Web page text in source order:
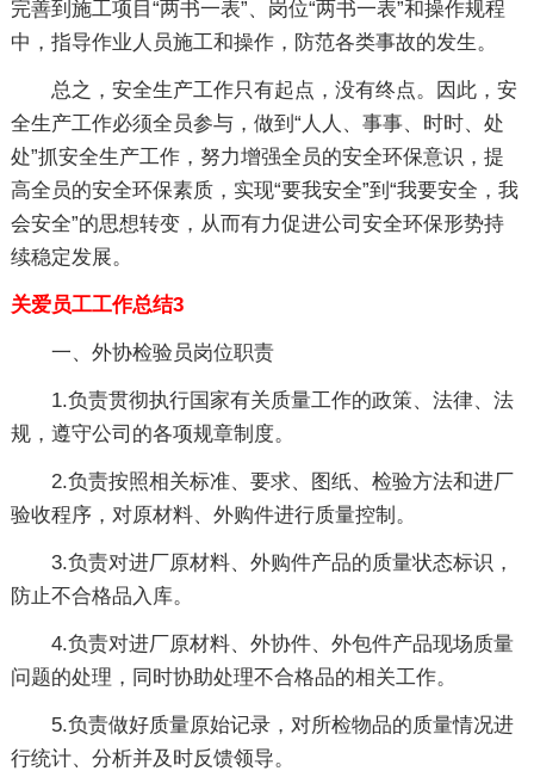
完善到施工项目“两书一表”、岗位“两书一表”和操作规程
中，指导作业人员施工和操作，防范各类事故的发生。
总之，安全生产工作只有起点，没有终点。因此，安
全生产工作必须全员参与，做到“人人、事事、时时、处
处”抓安全生产工作，努力增强全员的安全环保意识，提
高全员的安全环保素质，实现“要我安全”到“我要安全，我
会安全”的思想转变，从而有力促进公司安全环保形势持
续稳定发展。
关爱员工工作总结3
一、外协检验员岗位职责
1.负责贯彻执行国家有关质量工作的政策、法律、法
规，遵守公司的各项规章制度。
2.负责按照相关标准、要求、图纸、检验方法和进厂
验收程序，对原材料、外购件进行质量控制。
3.负责对进厂原材料、外购件产品的质量状态标识，
防止不合格品入库。
4.负责对进厂原材料、外协件、外包件产品现场质量
问题的处理，同时协助处理不合格品的相关工作。
5.负责做好质量原始记录，对所检物品的质量情况进
行统计、分析并及时反馈领导。